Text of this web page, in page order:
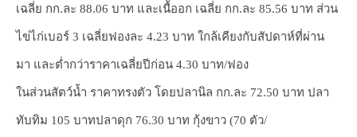
เฉลี่ย กก.ละ 88.06 บาท และเนื้ออก เฉลี่ย กก.ละ 85.56 บาท ส่วน
ไข่ไก่เบอร์ 3 เฉลี่ยฟองละ 4.23 บาท ใกล้เคียงกับสัปดาห์ที่ผ่าน
มา และต่ำกว่าราคาเฉลี่ยปีก่อน 4.30 บาท/ฟอง
ในส่วนสัตว์น้ำ ราคาทรงตัว โดยปลานิล กก.ละ 72.50 บาท ปลา
ทับทิม 105 บาทปลาดุก 76.30 บาท กุ้งขาว (70 ตัว/